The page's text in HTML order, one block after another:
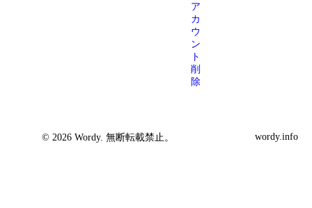
ア
カ
ウ
ン
ト
削
除
© 2026 Wordy. 無断転載禁止。 wordy.info